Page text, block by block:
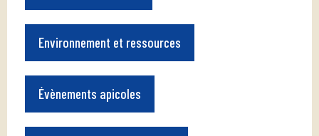
Environnement et ressources
Évènements apicoles